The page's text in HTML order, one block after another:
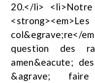
20.</li>
question des
amen&eacute;
&agrave;